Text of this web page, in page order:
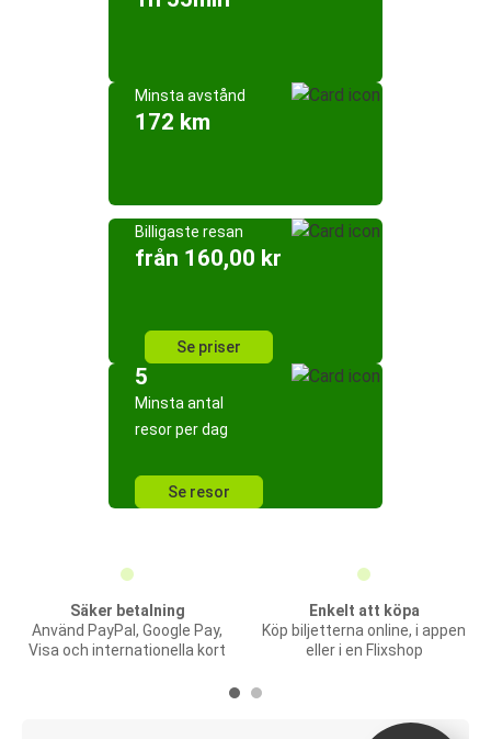
Minsta avstånd
172 km
Billigaste resan
från 160,00 kr
Se priser
5
Minsta antal
resor per dag
Se resor
Säker betalning
Använd PayPal, Google Pay,
Visa och internationella kort
Enkelt att köpa
Köp biljetterna online, i appen
eller i en Flixshop